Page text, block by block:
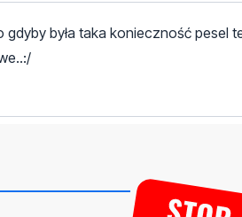
była taka konieczność pesel